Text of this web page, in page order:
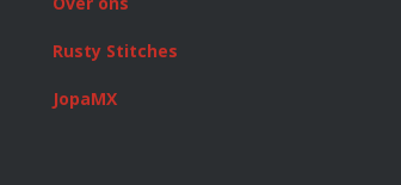
Rusty Stitches
JopaMX